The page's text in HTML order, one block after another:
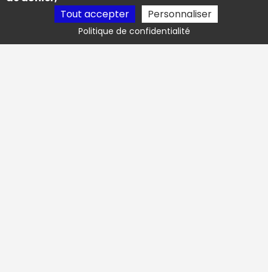
Numéro habilitation pompe funéraire : 23-12-
0142
Tout accepter Personnaliser
Politique de confidentialité